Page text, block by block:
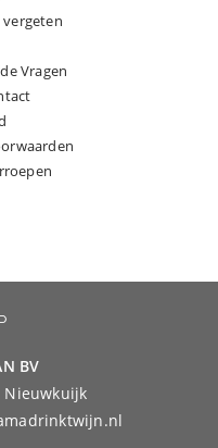
Vragen
BV
Nieuwkuijk